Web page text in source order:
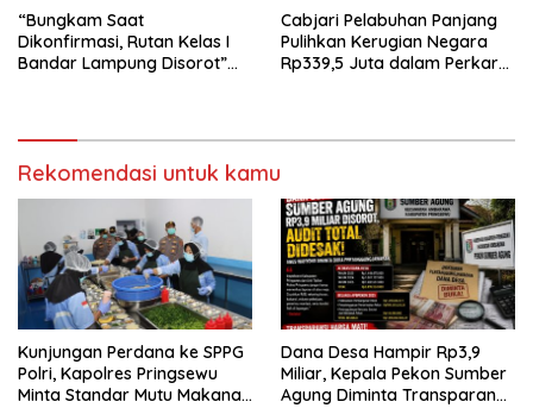
“Bungkam Saat
Dikonfirmasi, Rutan Kelas I
Bandar Lampung Disorot”
Cabjari Pelabuhan Panjang
Pulihkan Kerugian Negara
Rp339,5 Juta dalam Perkara
Rekomendasi untuk kamu
Kunjungan Perdana ke SPPG
Polri, Kapolres Pringsewu
Minta Standar Mutu Makanan
Dana Desa Hampir Rp3,9
Miliar, Kepala Pekon Sumber
Agung Diminta Transparan